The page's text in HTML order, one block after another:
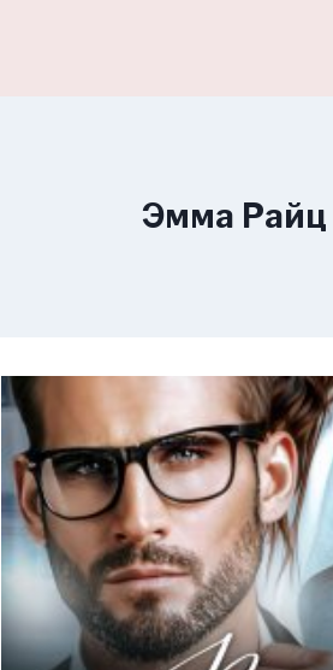
Эмма Райц